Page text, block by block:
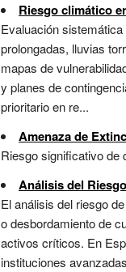
Riesgo climático
Evaluación
prolongadas, lluvias
mapas de
y planes de
prioritario en re...
Amenaza de
Riesgo significativo de
Análisis del
El análisis del riesgo
o desbordamiento de
activos críticos. En
instituciones